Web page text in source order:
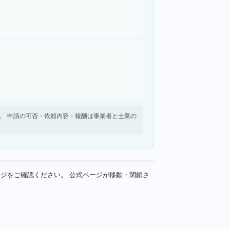
申請の可否・依頼内容・報酬は事業者と士業の
をご確認ください。 公式ページが移動・閉鎖さ